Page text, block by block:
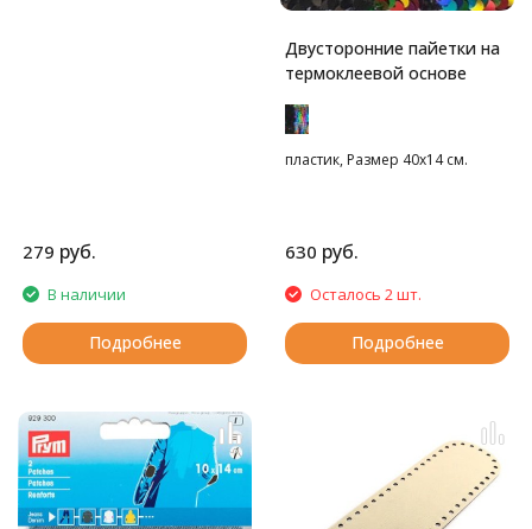
279 руб.
В наличии
Подробнее
Двусторонние пайетки на
термоклеевой основе
пластик, Размер 40х14 см.
630 руб.
Осталось 2 шт.
Подробнее